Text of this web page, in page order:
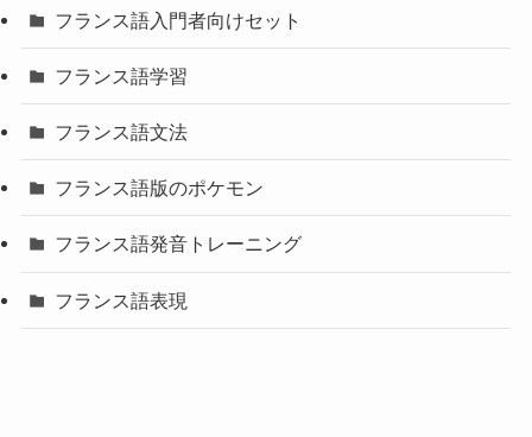
フランス語入門者向けセット
フランス語学習
フランス語文法
フランス語版のポケモン
フランス語発音トレーニング
フランス語表現